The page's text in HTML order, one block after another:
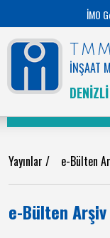
İMO
İNŞAAT
Yayınlar / e-Bülten
e-Bülten Arşiv